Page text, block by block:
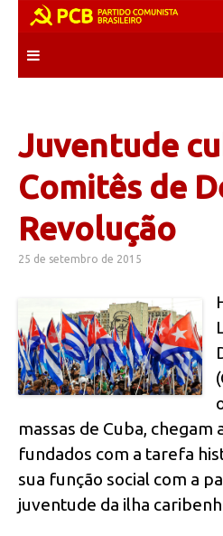
content
Juventude
Comitês de
Revolução
25 de setembro de 2015
massas de Cuba, chegam
fundados com a tarefa
sua função social com a
juventude da ilha